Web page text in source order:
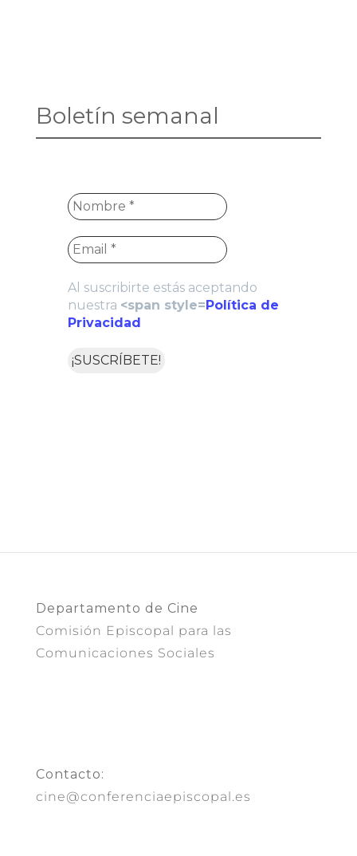
Boletín semanal
Al suscribirte estás aceptando
nuestra <span style=Política de
Privacidad
Departamento de Cine
Comisión Episcopal para las
Comunicaciones Sociales
Contacto:
cine@conferenciaepiscopal.es